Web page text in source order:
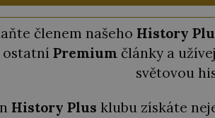
členem našeho History
ostatní Premiumčlánky a
světovou
History Plus klubu získáte